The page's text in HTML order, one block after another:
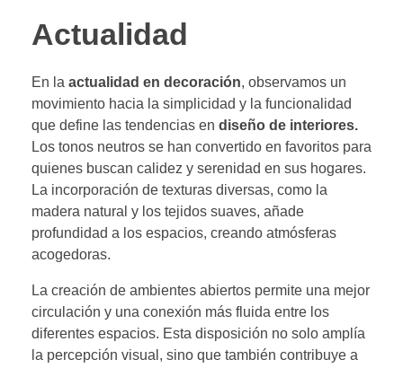
Actualidad
En la actualidad en decoración, observamos un
movimiento hacia la simplicidad y la funcionalidad
que define las tendencias en diseño de interiores.
Los tonos neutros se han convertido en favoritos para
quienes buscan calidez y serenidad en sus hogares.
La incorporación de texturas diversas, como la
madera natural y los tejidos suaves, añade
profundidad a los espacios, creando atmósferas
acogedoras.
La creación de ambientes abiertos permite una mejor
circulación y una conexión más fluida entre los
diferentes espacios. Esta disposición no solo amplía
la percepción visual, sino que también contribuye a